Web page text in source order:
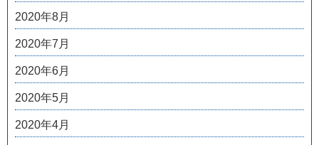
2020年8月
2020年7月
2020年6月
2020年5月
2020年4月